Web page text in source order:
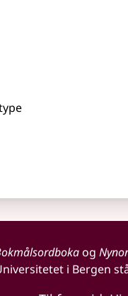
og
i Bergen